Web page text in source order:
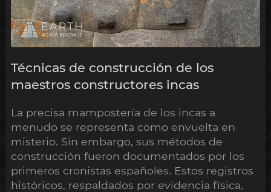
Técnicas de construcción de los
maestros constructores incas
La precisa mampostería de los incas a
menudo se representa como envuelta en
misterio. Sin embargo, sus métodos de
construcción fueron documentados por los
primeros cronistas españoles. Estos registros
históricos, respaldados por evidencia física,